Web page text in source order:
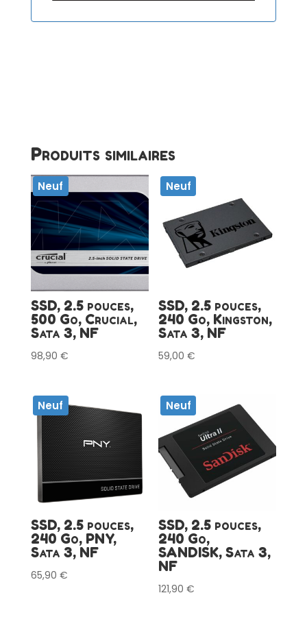
Produits similaires
Neuf
SSD, 2.5 pouces,
500 Go, Crucial,
Sata 3, NF
98,90 €
Neuf
SSD, 2.5 pouces,
240 Go, Kingston,
Sata 3, NF
59,00€
Neuf
SSD, 2.5 pouces,
240 Go, PNY,
Sata 3, NF
65,90 €
Neuf
SSD, 2.5 pouces,
240 Go,
SANDISK, Sata 3,
NF
121,90€